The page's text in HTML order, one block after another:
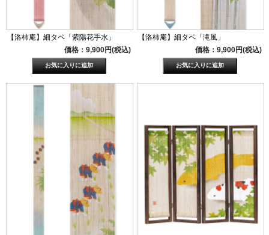
【洛柿庵】細タペ「紫陽花手水」
価格：9,900円(税込)
【洛柿庵】細タペ「滝風」
価格：9,900円(税込)